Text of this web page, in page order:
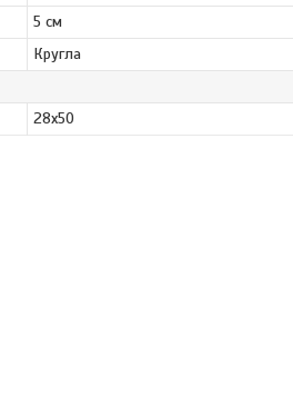
5 см
Кругла
28х50